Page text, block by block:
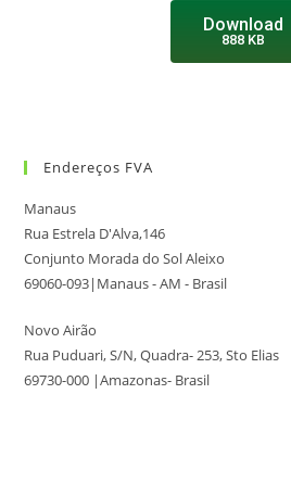
Download
888 KB
Endereços FVA
Manaus
Rua Estrela D'Alva,146
Conjunto Morada do Sol Aleixo
69060-093|Manaus - AM - Brasil
Novo Airão
Rua Puduari, S/N, Quadra- 253, Sto Elias
69730-000 |Amazonas- Brasil